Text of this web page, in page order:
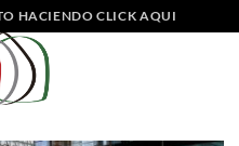
HACIENDO CLICK AQUI